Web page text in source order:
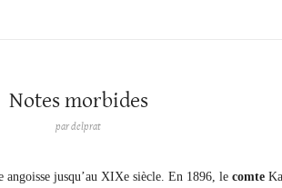
Notes morbides
pardelprat
angoisse jusqu’au XIXe siècle. En 1896, le comte